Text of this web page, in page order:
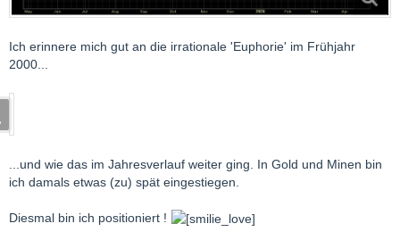
Ich erinnere mich gut an die irrationale 'Euphorie' im Frühjahr
2000...
...und wie das im Jahresverlauf weiter ging. In Gold und Minen bin
ich damals etwas (zu) spät eingestiegen.
Diesmal bin ich positioniert !